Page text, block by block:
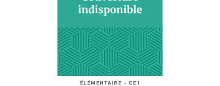
ÉLÉMENTAIRE - CE1